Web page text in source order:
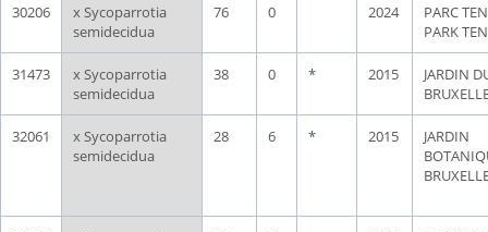
30206
x Sycoparrotia
semidecidua
76 0 2024
PARC
PARK
31473
x Sycoparrotia
semidecidua
38 0 * 2015
JARDIN
32061
x Sycoparrotia
semidecidua
28 6 * 2015
JARDIN